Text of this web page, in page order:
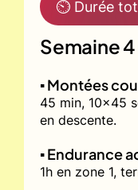
⏲ Durée
Semaine
▪️ Montées
45 min, 10x45
en descente.
▪️ Endurance
1h en zone 1,